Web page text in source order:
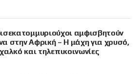
αμφισβητούν
στην Αφρική – Η μάχη για χρυσό,
και τηλεπικοινωνίες